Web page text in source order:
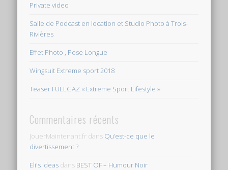
Private video
Salle de Podcast en location et Studio Photo à Trois-
Rivières
Effet Photo , Pose Longue
Wingsuit Extreme sport 2018
Teaser FULLGAZ « Extreme Sport Lifestyle »
Commentaires récents
JouerMaintenant.fr dans Qu’est-ce que le
divertissement ?
Eli's Ideas dans BEST OF – Humour Noir